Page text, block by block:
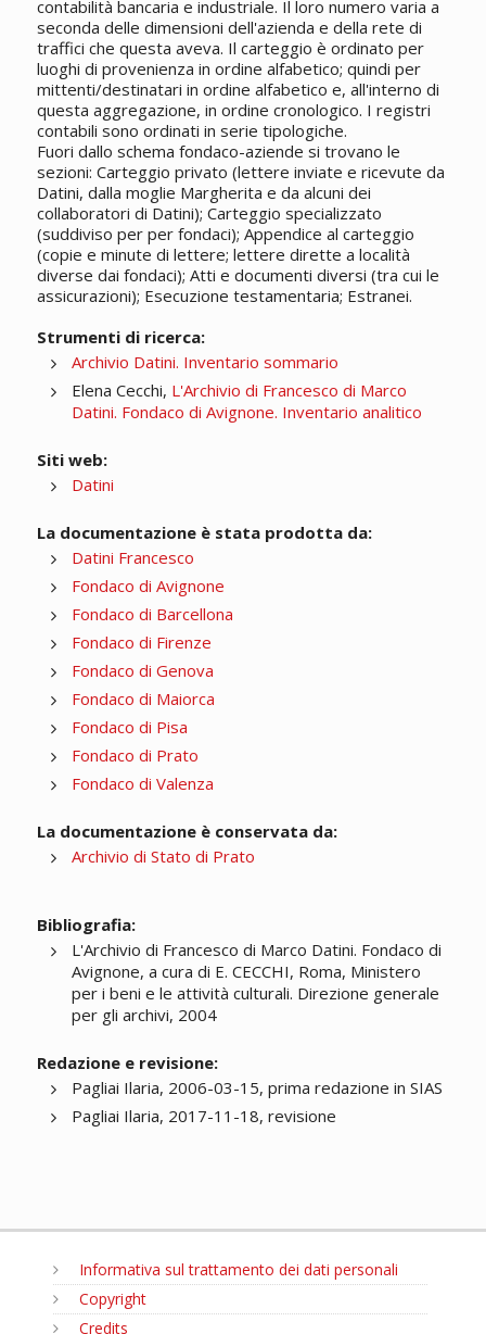
contabilità bancaria e industriale. Il loro numero varia a
seconda delle dimensioni dell'azienda e della rete di
traffici che questa aveva. Il carteggio è ordinato per
luoghi di provenienza in ordine alfabetico; quindi per
mittenti/destinatari in ordine alfabetico e, all'interno di
questa aggregazione, in ordine cronologico. I registri
contabili sono ordinati in serie tipologiche.
Fuori dallo schema fondaco-aziende si trovano le
sezioni: Carteggio privato (lettere inviate e ricevute da
Datini, dalla moglie Margherita e da alcuni dei
collaboratori di Datini); Carteggio specializzato
(suddiviso per per fondaci); Appendice al carteggio
(copie e minute di lettere; lettere dirette a località
diverse dai fondaci); Atti e documenti diversi (tra cui le
assicurazioni); Esecuzione testamentaria; Estranei.
Strumenti di ricerca:
Archivio Datini. Inventario sommario
Elena Cecchi, L'Archivio di Francesco di Marco
Datini. Fondaco di Avignone. Inventario analitico
Siti web:
Datini
La documentazione è stata prodotta da:
Datini Francesco
Fondaco di Avignone
Fondaco di Barcellona
Fondaco di Firenze
Fondaco di Genova
Fondaco di Maiorca
Fondaco di Pisa
Fondaco di Prato
Fondaco di Valenza
La documentazione è conservata da:
Archivio di Stato di Prato
Bibliografia:
L'Archivio di Francesco di Marco Datini. Fondaco di
Avignone, a cura di E. CECCHI, Roma, Ministero
per i beni e le attività culturali. Direzione generale
per gli archivi, 2004
Redazione e revisione:
Pagliai Ilaria, 2006-03-15, prima redazione in SIAS
Pagliai Ilaria, 2017-11-18, revisione
Informativa sul trattamento dei dati personali
Copyright
Credits